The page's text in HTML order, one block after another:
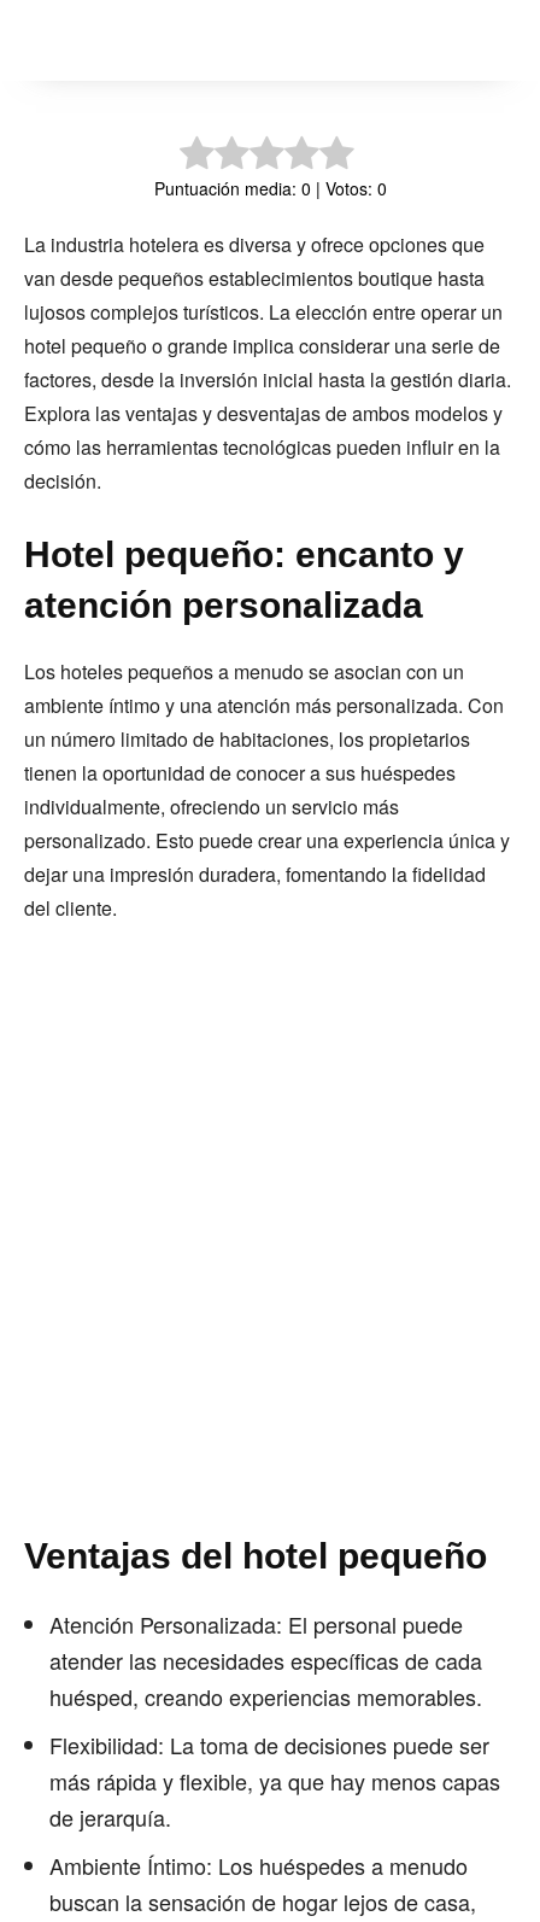
Puntuación media: 0 | Votos: 0
La industria hotelera es diversa y ofrece opciones que
van desde pequeños establecimientos boutique hasta
lujosos complejos turísticos. La elección entre operar un
hotel pequeño o grande implica considerar una serie de
factores, desde la inversión inicial hasta la gestión diaria.
Explora las ventajas y desventajas de ambos modelos y
cómo las herramientas tecnológicas pueden influir en la
decisión.
Hotel pequeño: encanto y
atención personalizada
Los hoteles pequeños a menudo se asocian con un
ambiente íntimo y una atención más personalizada. Con
un número limitado de habitaciones, los propietarios
tienen la oportunidad de conocer a sus huéspedes
individualmente, ofreciendo un servicio más
personalizado. Esto puede crear una experiencia única y
dejar una impresión duradera, fomentando la fidelidad
del cliente.
Ventajas del hotel pequeño
Atención Personalizada: El personal puede
atender las necesidades específicas de cada
huésped, creando experiencias memorables.
Flexibilidad: La toma de decisiones puede ser
más rápida y flexible, ya que hay menos capas
de jerarquía.
Ambiente Íntimo: Los huéspedes a menudo
buscan la sensación de hogar lejos de casa,